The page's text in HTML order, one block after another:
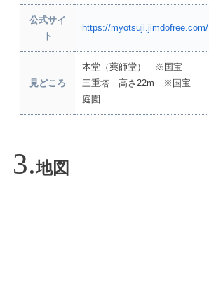
公式サイ
ト
https://myotsuji.jimdofree.com/
見どころ
本堂（薬師堂） ※国宝
三重塔 高さ22m ※国宝
庭園
地図